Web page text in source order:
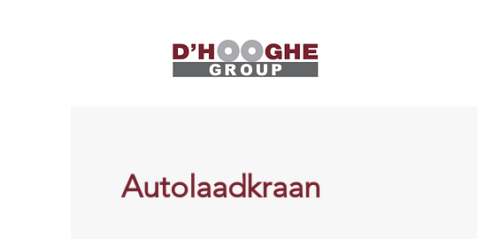
Autolaadkraan